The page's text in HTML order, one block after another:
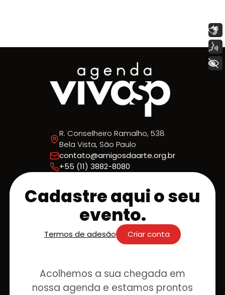
R. Conselheiro Ramalho, 538
Bela Vista, São Paulo
contato@amigosdaarte.org.br
+55 (11) 3882-8080
Cadastre aqui o seu
evento.
Termos de adesão Criar conta
Acolhemos a sua chegada em
nossa agenda e estamos prontos
Voz
+ Acessibilidade